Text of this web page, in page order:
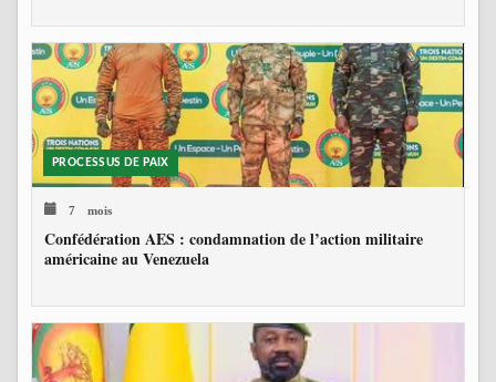
PROCESSUS DE PAIX
7 mois
Confédération AES : condamnation de l’action militaire
américaine au Venezuela